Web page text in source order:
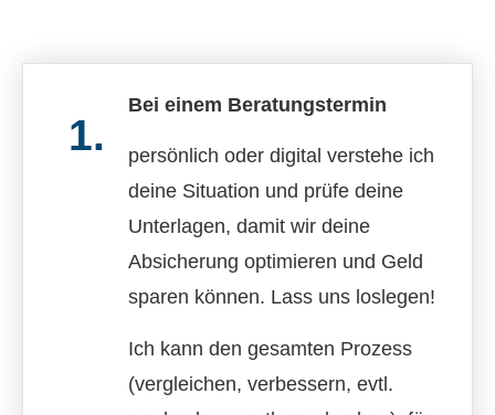
1.
Bei einem Beratungstermin
persönlich oder digital verstehe ich
deine Situation und prüfe deine
Unterlagen, damit wir deine
Absicherung optimieren und Geld
sparen können. Lass uns loslegen!
Ich kann den gesamten Prozess
(ver­gleichen, verbessern, evtl.